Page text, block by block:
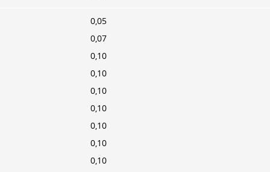
0,05
0,07
0,10
0,10
0,10
0,10
0,10
0,10
0,10